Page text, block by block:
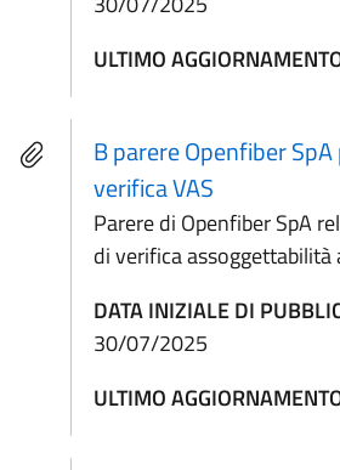
ULTIMO
B parere Openfiber
verifica VAS
Parere di Openfiber SpA
di verifica assoggettabilità
DATA INIZIALE DI
30/07/2025
ULTIMO